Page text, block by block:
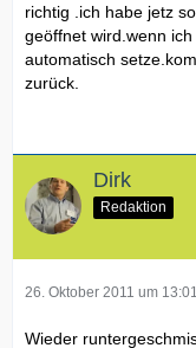
richtig .ich habe jetz
geöffnet wird.wenn
automatisch
zurück.
Dirk
Redaktion
26. Oktober 2011 um 13:01
Wieder